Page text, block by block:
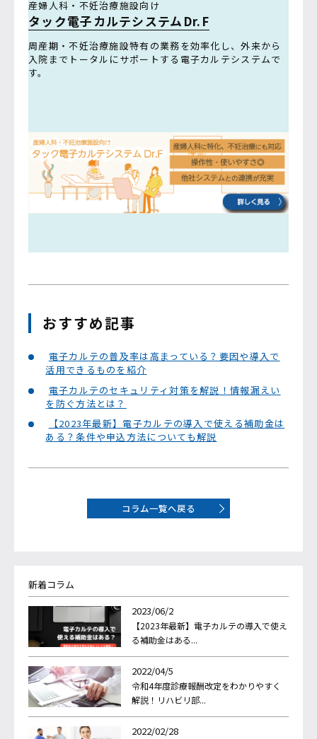
産婦人科・不妊治療施設向け
タック電子カルテシステムDr.F
周産期・不妊治療施設特有の業務を効率化し、外来から
入院までトータルにサポートする電子カルテシステムで
す。
おすすめ記事
電子カルテの普及率は高まっている？要因や導入で
活用できるものを紹介
電子カルテのセキュリティ対策を解説！情報漏えい
を防ぐ方法とは？
【2023年最新】電子カルテの導入で使える補助金は
ある？条件や申込方法についても解説
コラム一覧へ戻る
新着コラム
2023/06/2
【2023年最新】電子カルテの導入で使え
る補助金はある...
2022/04/5
令和4年度診療報酬改定をわかりやすく
解説！リハビリ部...
2022/02/28